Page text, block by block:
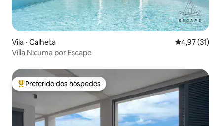
Vila ⋅ Calheta 4,97 de uma
4,97 (31)
Villa Nicuma por Escape
Entre os melhores preferidos dos hóspedes
Preferido dos hóspedes